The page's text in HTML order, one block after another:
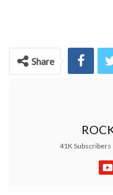
Share
41K Subscribers